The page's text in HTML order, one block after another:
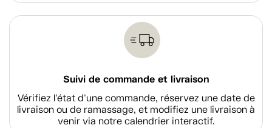
Suivi de commande et livraison
Vérifiez l'état d'une commande, réservez une date de
livraison ou de ramassage, et modifiez une livraison à
venir via notre calendrier interactif.